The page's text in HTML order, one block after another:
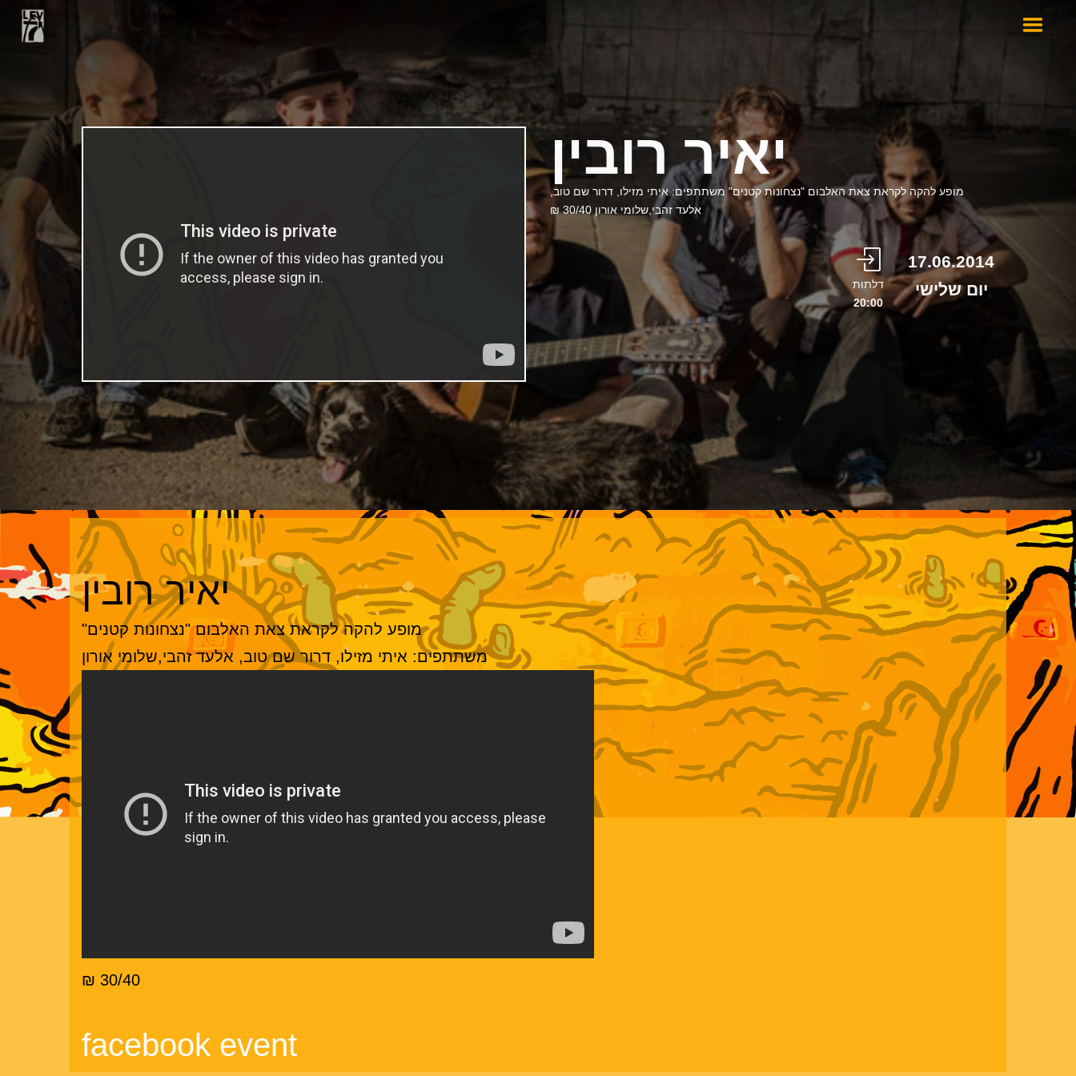
יאיר רובין
מופע להקה לקראת צאת האלבום "נצחונות קטנים" משתתפים: איתי מזילו, דרור שם טוב,
אלעד זהבי,שלומי אורון 30/40 ₪
17.06.2014
יום שלישי
דלתות
20:00
יאיר רובין
מופע להקה לקראת צאת האלבום "נצחונות קטנים"
משתתפים: איתי מזילו, דרור שם טוב, אלעד זהבי,שלומי אורון
30/40 ₪
facebook event